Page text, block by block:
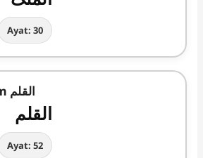
Ayat: 30
Al-Qalam القلم
القلم
Ayat: 52